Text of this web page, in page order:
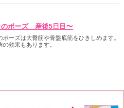
のポーズ 産後5日目〜
ポーズは大臀筋や骨盤底筋をひきしめます。
の効果もあります。